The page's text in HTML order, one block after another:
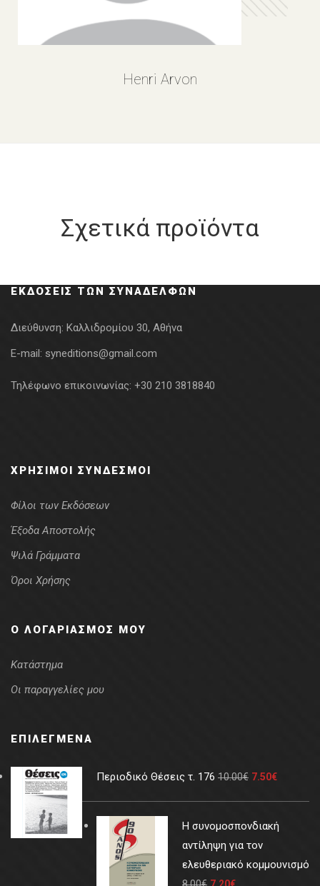
Henri Arvon
Σχετικά προϊόντα
ΕΚΔΌΣΕΙΣ ΤΩΝ ΣΥΝΑΔΈΛΦΩΝ
Διεύθυνση: Καλλιδρομίου 30, Αθήνα
E-mail: syneditions@gmail.com
Τηλέφωνο επικοινωνίας: +30 210 3818840
ΧΡΉΣΙΜΟΙ ΣΎΝΔΕΣΜΟΙ
Φίλοι των Εκδόσεων
Έξοδα Αποστολής
Ψιλά Γράμματα
Όροι Χρήσης
Ο ΛΟΓΑΡΙΑΣΜΌΣ ΜΟΥ
Κατάστημα
Οι παραγγελίες μου
ΕΠΙΛΕΓΜΈΝΑ
Περιοδικό Θέσεις τ. 176 10.00€ 7.50€
Η συνομοσπονδιακή
αντίληψη για τον
ελευθεριακό κομμουνισμό